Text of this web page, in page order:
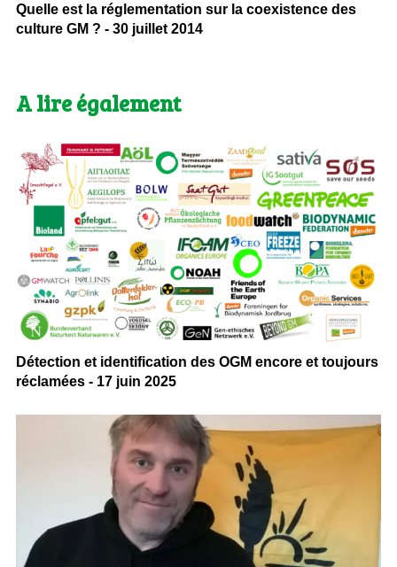
Quelle est la réglementation sur la coexistence des
culture GM ? - 30 juillet 2014
A lire également
Détection et identification des OGM encore et toujours
réclamées - 17 juin 2025